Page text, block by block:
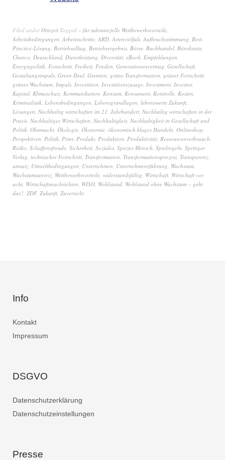
Filed underOrtszeit Tagged – für substanzielle Wettbewerbsvorteile,
Arbeitsbedingungen, Arbeitsschritte, ARD, Artenvielfalt, Aufbruchsstimmung, Best-
Practice-Lösung, Betriebsalltag, Betriebsergebnis, Börse, Buchhandel, Bürokratie,
Chance, Deutschland, Dienstleistung, Diversität, eBook, Empfehlungen,
Energiepolitik, Fortschritt, Freiheit, Frieden, Generationenvertrag, Gesellschaft,
Gestaltungsimpuls, Green Deal, Gremien, grüne Transformation, grüner Fortschritt,
grünes Wachstum, Impuls, Investition, Investitionszusage, Investment, Investor,
Kapital, Klimaschutz, Kommunikation, Konsum, Konsument, Kontrolle, Kosten,
Kriminalistik, Lebensbedingungen, Lebensgrundlagen, lebenswerte Zukunft,
Lösungen, Nachhaltig wirtschaften im 21. Jahrhundert, Nachhaltig wirtschaften in der
Praxis, Nachhaltiges Wirtschaften, Nachhaltigkeit, Nachhaltigkeit in Gesellschaft und
Politik, Ohnmacht, Ökologie, Ökonomie, ökonomisch kluges Handeln, Onlineshop,
Perspektiven, Politik, Print, Produkt, Produktion, Produktivität, Ressourcenverbrauch,
Risiko, Schaffensfreude, Sicherheit, Soziales, Spezies Mensch, Spielregeln, Springer
Verlag, technischer Fortschritt, Transformation, Transformationsprozess, Transparenz,
umsatz, Umweltbedingungen, Unternehmen, Unternehmensführung, Wachstum,
Wachstumsanreiz, Wettbewerbsvorteile, widerstandsfähig, Wirtschaft, Wirtschaft vor
acht, Wirtschaftsnachrichten, WISO, Wohlstand, Wohlstand ohne Wachstum – geht
das?, ZDF, Zukunft, Zuversicht
Info
Kontakt
Impressum
DSGVO
Datenschutzerklärung
Datenschutzeinstellungen
Presse